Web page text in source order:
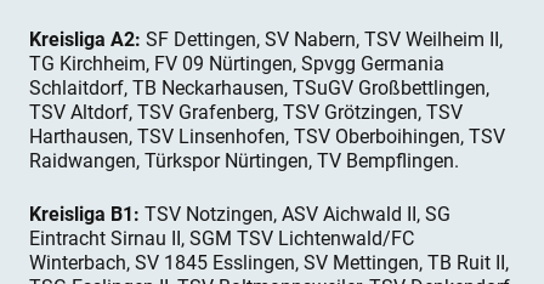
Kreisliga A2: SF Dettingen, SV Nabern, TSV Weilheim II,
TG Kirchheim, FV 09 Nürtingen, Spvgg Germania
Schlaitdorf, TB Neckarhausen, TSuGV Großbettlingen,
TSV Altdorf, TSV Grafenberg, TSV Grötzingen, TSV
Harthausen, TSV Linsenhofen, TSV Oberboihingen, TSV
Raidwangen, Türkspor Nürtingen, TV Bempflingen.
Kreisliga B1: TSV Notzingen, ASV Aichwald II, SG
Eintracht Sirnau II, SGM TSV Lichtenwald/FC
Winterbach, SV 1845 Esslingen, SV Mettingen, TB Ruit II,